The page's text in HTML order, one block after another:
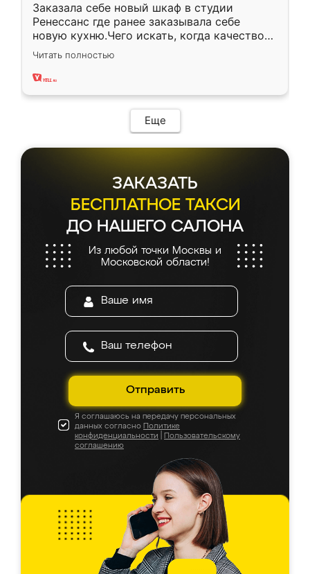
Заказала себе новый шкаф в студии
Ренессанс где ранее заказывала себе
новую кухню.Чего искать, когда качеством
вполне довольна. Служит кухня уже почти
два года, нареканий нет.
Читать полностью
Еще
ЗАКАЗАТЬ
БЕСПЛАТНОЕ ТАКСИ
ДО НАШЕГО САЛОНА
Из любой точки Москвы и
Московской области!
Отправить
Я соглашаюсь на передачу персональных
данных согласно Политике
конфиденциальности
Пользовательскому
соглашению